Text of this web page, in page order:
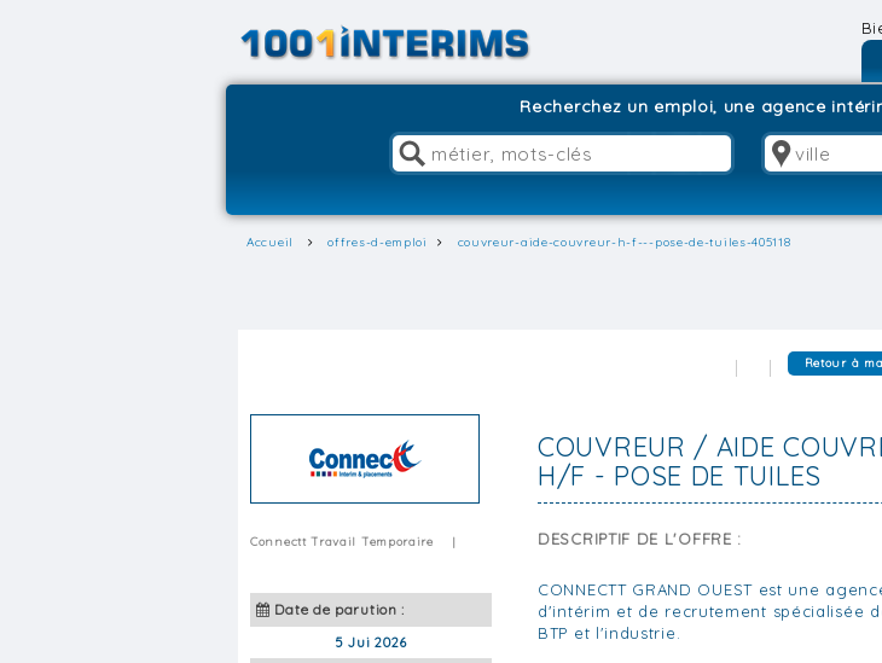
Recherchez un emploi, une agence
Accueil offres-d-emploi couvreur-aide-couvreur-h-f---pose-de-tuiles-405118
Retour à
COUVREUR / AIDE
H/F - POSE DE TUILES
Connectt Travail Temporaire |
Date de parution :
5 Jui 2026
DESCRIPTIF DE L'OFFRE :
CONNECTT GRAND OUEST est une
d'intérim et de recrutement spécialisée
BTP et l'industrie.